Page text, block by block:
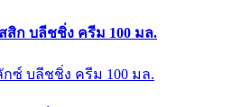
ก บลีชชิ่ง ครีม 100 มล.